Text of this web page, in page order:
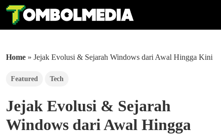
Home » Jejak Evolusi & Sejarah Windows dari Awal Hingga Kini
Featured Tech
Jejak Evolusi & Sejarah
Windows dari Awal Hingga